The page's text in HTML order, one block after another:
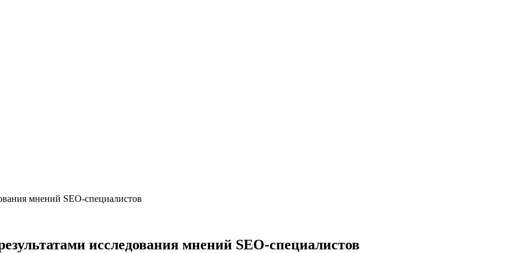
мнений SEO-специалистов
исследования мнений SEO-специалистов